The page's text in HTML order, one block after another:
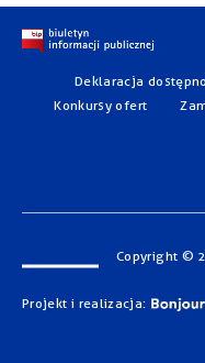
Deklaracja
Konkursy ofert
Copyright ©
Projekt i realizacja: